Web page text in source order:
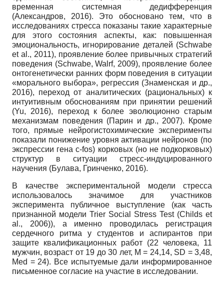
временная системная дедифференция
(Александров, 2016). Это обосновано тем, что в
исследованиях стресса показаны такие характерные
для этого состояния аспекты, как: повышенная
эмоциональность, игнорирование деталей (Schwabe
et al., 2011), проявление более привычных стратегий
поведения (Schwabe, Walrf, 2009), проявление более
онтогене­тически ранних форм поведения в ситуации
«морального выбора», регрессия (Знаменская и др.,
2016), переход от аналитических (рациональных) к
интуитивным обоснованиям при принятии решений
(Yu, 2016), переход к более эволюционно старым
механизмам поведения (Парин и др., 2007). Кроме
того, прямые нейрогистохимические эксперименты
показали понижение уровня активации нейронов (по
экспрессии гена c-fos) корковых (но не подкорковых)
структур в ситуации стресс-индуцированного
научения (Булава, Гринченко, 2016).
В качестве экспериментальной модели стресса
использовалось значимое для участников
эксперимента публичное выступление (как часть
признанной модели Trier Social Stress Test (Childs et
al., 2006)), а именно проводилась регистрация
сердечного ритма у студентов и аспирантов при
защите квалификационных работ (22 человека, 11
мужчин, возраст от 19 до 30 лет, M = 24,14, SD = 3,48,
Med = 24). Все испытуемые дали информированное
письменное согласие на участие в исследовании.